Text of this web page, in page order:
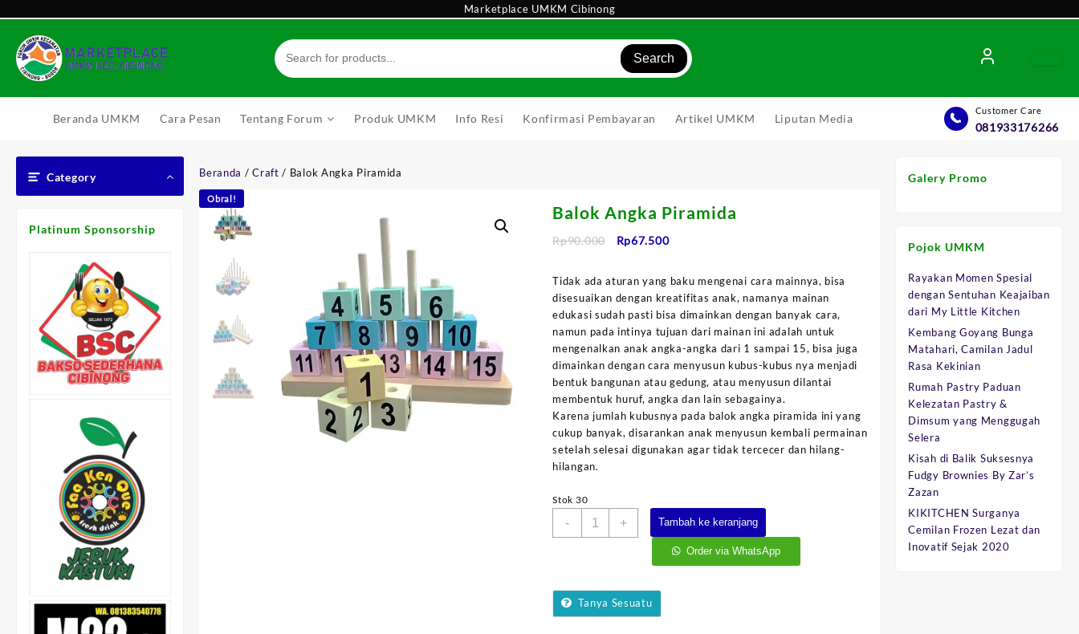
content
Marketplace UMKM Cibinong
Search
Beranda UMKM Cara Pesan Tentang Forum Produk UMKM Info Resi Konfirmasi Pembayaran Artikel UMKM Liputan Media
Customer Care
081933176266
Category
Platinum Sponsorship
Beranda /Craft / Balok Angka Piramida
Obral!
Balok Angka Piramida
Rp90.000
Harga
Rp90.000.
Rp67.500Harga
ini
adalah:
Rp67.500.
Tidak ada aturan yang baku mengenai cara mainnya, bisa
disesuaikan dengan kreatifitas anak, namanya mainan
edukasi sudah pasti bisa dimainkan dengan banyak cara,
namun pada intinya tujuan dari mainan ini adalah untuk
mengenalkan anak angka-angka dari 1 sampai 15, bisa juga
dimainkan dengan cara menyusun kubus-kubus nya menjadi
bentuk bangunan atau gedung, atau menyusun dilantai
membentuk huruf, angka dan lain sebagainya.
Karena jumlah kubusnya pada balok angka piramida ini yang
cukup banyak, disarankan anak menyusun kembali permainan
setelah selesai digunakan agar tidak tercecer dan hilang-
hilangan.
Stok 30
-
Kuantitas+ Tambah ke keranjang
Order via WhatsApp
Tanya Sesuatu
Galery Promo
Pojok UMKM
Rayakan Momen Spesial
dengan Sentuhan Keajaiban
dari My Little Kitchen
Kembang Goyang Bunga
Matahari, Camilan Jadul
Rasa Kekinian
Rumah Pastry Paduan
Kelezatan Pastry &
Dimsum yang Menggugah
Selera
Kisah di Balik Suksesnya
Fudgy Brownies By Zar’s
Zazan
KIKITCHEN Surganya
Cemilan Frozen Lezat dan
Inovatif Sejak 2020